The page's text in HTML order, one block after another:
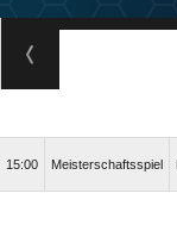
15:00 Meisterschaftsspiel